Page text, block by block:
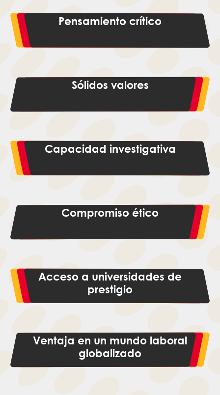
Pensamiento crítico
Sólidos valores
Capacidad investigativa
Compromiso ético
Acceso a universidades de
prestigio
Ventaja en un mundo laboral
globalizado